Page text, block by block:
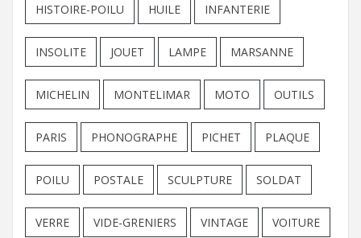
HISTOIRE-POILU HUILE INFANTERIE
INSOLITE JOUET LAMPE MARSANNE
MICHELIN MONTELIMAR MOTO OUTILS
PARIS PHONOGRAPHE PICHET PLAQUE
POILU POSTALE SCULPTURE SOLDAT
VERRE VIDE-GRENIERS VINTAGE VOITURE